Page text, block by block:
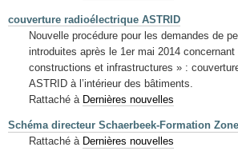
couverture radioélectrique ASTRID
Nouvelle procédure pour les demandes de
introduites après le 1er mai 2014 concernant
constructions et infrastructures » :
ASTRID à l’intérieur des bâtiments.
Rattaché à Dernières nouvelles
Schéma directeur Schaerbeek-Formation
Rattaché à Dernières nouvelles